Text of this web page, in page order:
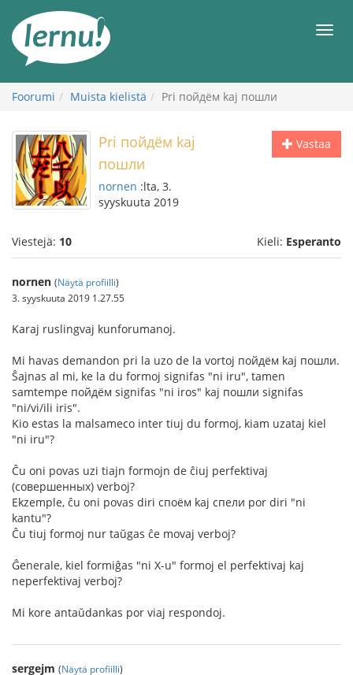
sisältöön
Foorumi Muista kielistä Pri пойдём kaj пошли
Vastaa
Pri пойдём kaj
пошли
nornen :lta, 3.
syyskuuta 2019
Viestejä: 10 Kieli: Esperanto
nornen (Näytä profiilli)
3. syyskuuta 2019 1.27.55
Karaj ruslingvaj kunforumanoj.
Mi havas demandon pri la uzo de la vortoj пойдём kaj пошли.
Ŝajnas al mi, ke la du formoj signifas "ni iru", tamen
samtempe пойдём signifas "ni iros" kaj пошли signifas
"ni/vi/ili iris".
Kio estas la malsameco inter tiuj du formoj, kiam uzataj kiel
"ni iru"?
Ĉu oni povas uzi tiajn formojn de ĉiuj perfektivaj
(совершенных) verboj?
Ekzemple, ĉu oni povas diri споём kaj спели por diri "ni
kantu"?
Ĉu tiuj formoj nur taŭgas ĉe movaj verboj?
Ĝenerale, kiel formiĝas "ni X-u" formoj el perfektivaj kaj
neperfektivaj verboj?
Mi kore antaŭdankas por viaj respondoj.
sergejm (Näytä profiilli)